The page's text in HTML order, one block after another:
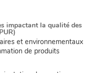
impactant la qualité des
et environnementaux
de produits